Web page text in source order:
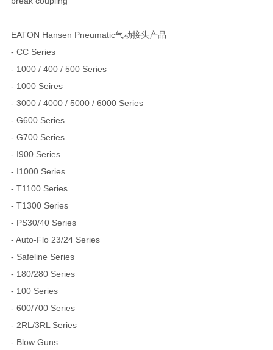
EATON Hansen Pneumatic气动接头产品
- CC Series
- 1000 / 400 / 500 Series
- 1000 Seires
- 3000 / 4000 / 5000 / 6000 Series
- G600 Series
- G700 Series
- I900 Series
- I1000 Series
- T1100 Series
- T1300 Series
- PS30/40 Series
- Auto-Flo 23/24 Series
- Safeline Series
- 180/280 Series
- 100 Series
- 600/700 Series
- 2RL/3RL Series
- Blow Guns